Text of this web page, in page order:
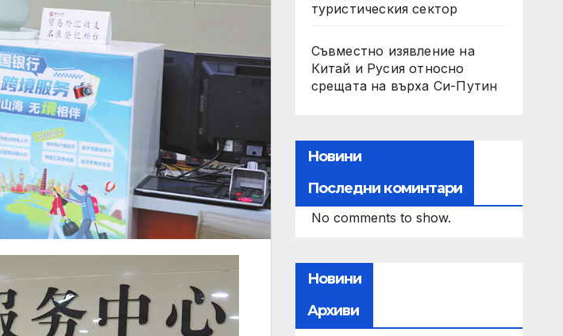
туристическия сектор
Съвместно изявление на
Китай и Русия относно
срещата на върха Си-Путин
Новини
Последни коминтари
No comments to show.
Новини
Архиви